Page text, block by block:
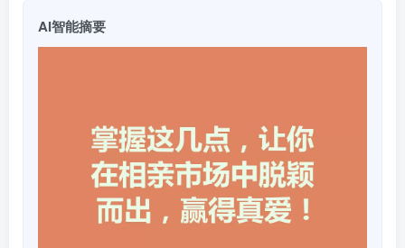
AI智能摘要